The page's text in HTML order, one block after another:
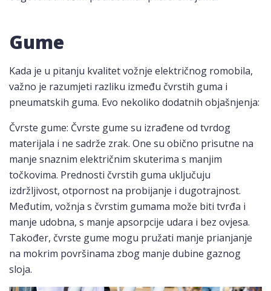
Gume
Kada je u pitanju kvalitet vožnje električnog romobila,
važno je razumjeti razliku između čvrstih guma i
pneumatskih guma. Evo nekoliko dodatnih objašnjenja:
Čvrste gume: Čvrste gume su izrađene od tvrdog
materijala i ne sadrže zrak. One su obično prisutne na
manje snaznim električnim skuterima s manjim
točkovima. Prednosti čvrstih guma uključuju
izdržljivost, otpornost na probijanje i dugotrajnost.
Međutim, vožnja s čvrstim gumama može biti tvrđa i
manje udobna, s manje apsorpcije udara i bez ovjesa.
Također, čvrste gume mogu pružati manje prianjanje
na mokrim površinama zbog manje dubine gaznog
sloja.